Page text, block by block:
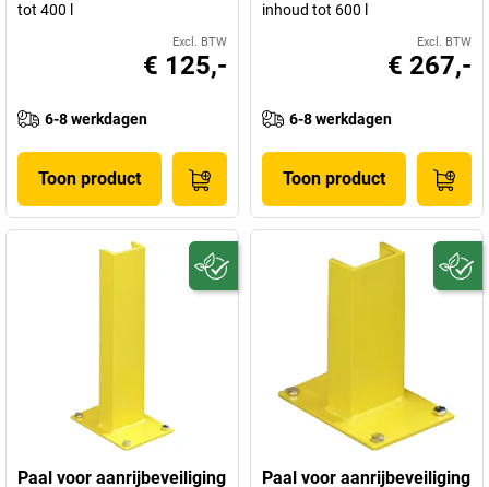
tot 400 l
Excl. BTW
€ 125,-
6-8 werkdagen
Toon product
inhoud tot 600 l
Excl. BTW
€ 267,-
6-8 werkdagen
Toon product
Paal voor aanrijbeveiliging Paal voor aanrijbeveiliging